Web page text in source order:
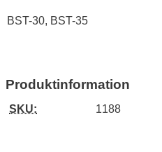
BST-30, BST-35
Produktinformation
SKU: 1188